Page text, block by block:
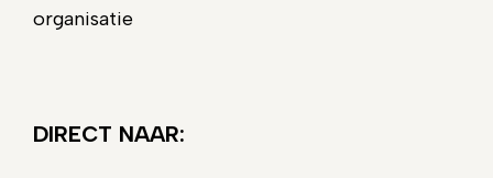
organisatie
DIRECT NAAR: